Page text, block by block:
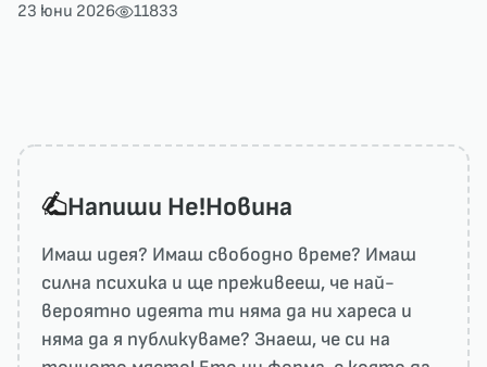
23 юни 2026 11833
Напиши He!Новина
Имаш идея? Имаш свободно време? Имаш
силна психика и ще преживееш, че най-
вероятно идеята ти няма да ни харесa и
няма да я публикуваме? Знаеш, че си на